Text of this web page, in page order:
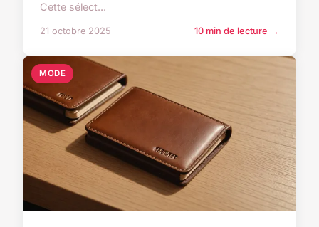
Cette sélect...
21 octobre 2025 10 min de lecture →
MODE